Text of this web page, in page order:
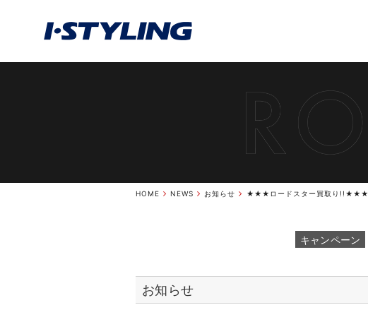
HOME NEWS お知らせ ★★★ロードスター買取り!!★★★
キャンペーン
お知らせ